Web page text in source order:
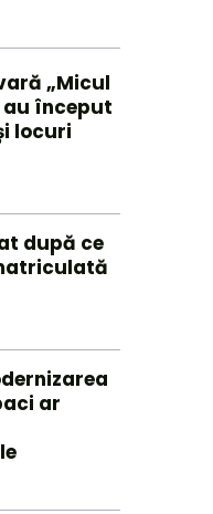
„Micul
au început
locuri
după ce
ar